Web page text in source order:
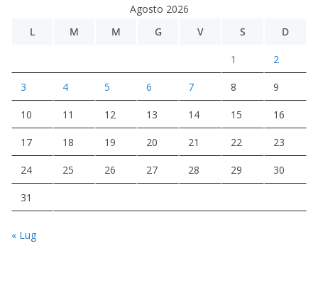
Agosto 2026
L
M M G V S D
1 2
3 4 5 6 7 8 9
10 11 12 13 14 15 16
17 18 19 20 21 22 23
24 25 26 27 28 29 30
31
« Lug